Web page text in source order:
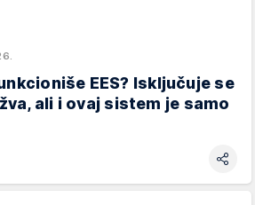
EES? Isključuje se
ali i ovaj sistem je samo